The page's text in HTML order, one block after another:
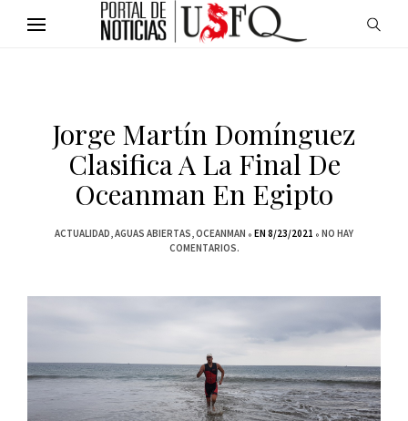
Jorge Martín Domínguez
Clasifica A La Final De
Oceanman En Egipto
ACTUALIDAD AGUAS ABIERTAS OCEANMAN EN 8/23/2021
NO HAY
COMENTARIOS.